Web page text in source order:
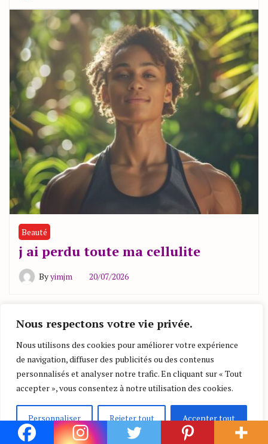
Nous respectons votre vie privée.
Nous utilisons des cookies pour améliorer votre expérience
de navigation, diffuser des publicités ou des contenus
personnalisés et analyser notre trafic. En cliquant sur « Tout
accepter », vous consentez à notre utilisation des cookies.
Personnaliser Rejeter tout Accepter tout
Beauté
j ai perdu toute ma cellulite
Byyimjm 20/07/2026
Laisser un commentaire
Commentaire*